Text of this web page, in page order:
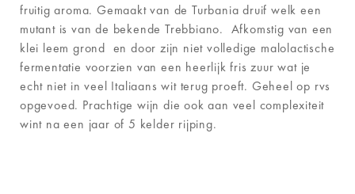
fruitig aroma. Gemaakt van de Turbania druif welk een
mutant is van de bekende Trebbiano. Afkomstig van een
klei leem grond en door zijn niet volledige malolactische
fermentatie voorzien van een heerlijk fris zuur wat je
echt niet in veel Italiaans wit terug proeft. Geheel op rvs
opgevoed. Prachtige wijn die ook aan veel complexiteit
wint na een jaar of 5 kelder rijping.